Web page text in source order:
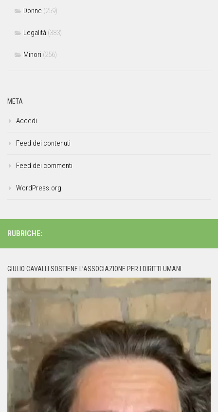
Donne (259)
Legalità (383)
Minori (256)
META
Accedi
Feed dei contenuti
Feed dei commenti
WordPress.org
RUBRICHE:
GIULIO CAVALLI SOSTIENE L’ASSOCIAZIONE PER I DIRITTI UMANI